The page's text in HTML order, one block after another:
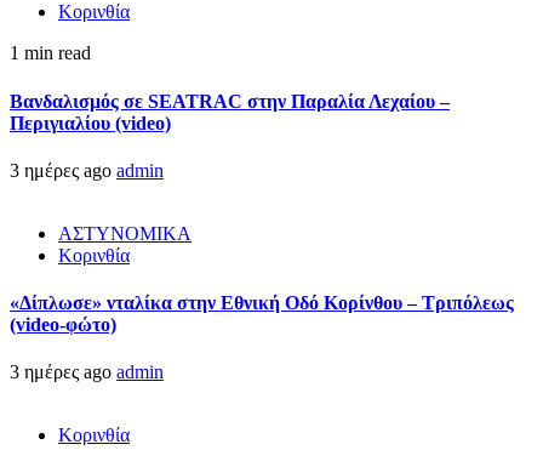
Κορινθία
1 min read
Βανδαλισμός σε SEATRAC στην Παραλία Λεχαίου –
Περιγιαλίου (video)
3 ημέρες ago admin
ΑΣΤΥΝΟΜΙΚΑ
Κορινθία
«Δίπλωσε» νταλίκα στην Εθνική Oδό Κορίνθου – Τριπόλεως
(video-φώτο)
3 ημέρες ago admin
Κορινθία